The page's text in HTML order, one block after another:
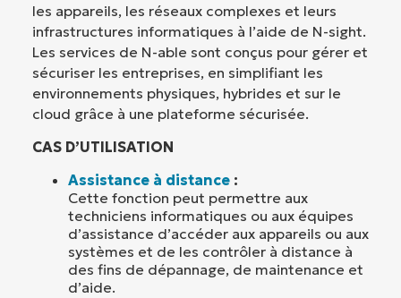
les appareils, les réseaux complexes et leurs
infrastructures informatiques à l’aide de N-sight.
Les services de N-able sont conçus pour gérer et
sécuriser les entreprises, en simplifiant les
environnements physiques, hybrides et sur le
cloud grâce à une plateforme sécurisée.
CAS D’UTILISATION
Assistance à distance :
Cette fonction peut permettre aux
techniciens informatiques ou aux équipes
d’assistance d’accéder aux appareils ou aux
systèmes et de les contrôler à distance à
des fins de dépannage, de maintenance et
d’aide.